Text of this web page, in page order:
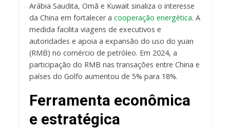
Arábia Saudita, Omã e Kuwait sinaliza o interesse
da China em fortalecer a cooperação energética. A
medida facilita viagens de executivos e
autoridades e apoia a expansão do uso do yuan
(RMB) no comércio de petróleo. Em 2024, a
participação do RMB nas transações entre China e
países do Golfo aumentou de 5% para 18%.
Ferramenta econômica
e estratégica